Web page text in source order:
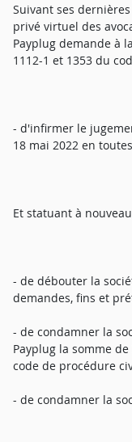
Suivant ses
privé virtuel des
Payplug demande à
1112-1 et 1353 du
- d'infirmer le
18 mai 2022 en
Et statuant à
- de débouter la
demandes, fins et
- de condamner la
Payplug la somme
code de procédure
- de condamner la